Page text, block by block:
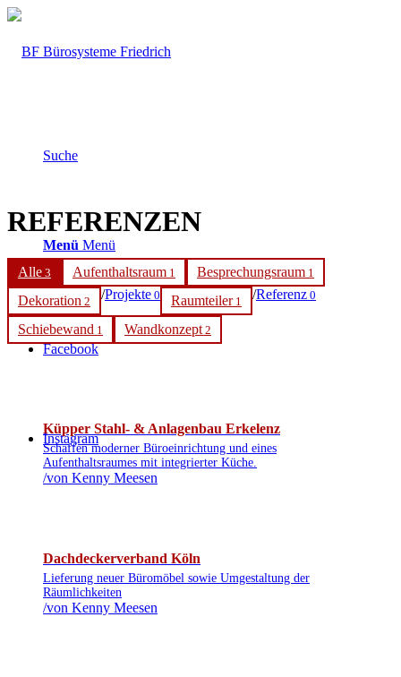
Suche
Menü Menü
Facebook
Instagram
REFERENZEN
Alle 3 Aufenthaltsraum 1 Besprechungsraum 1
Dekoration 2 /Projekte 0 Raumteiler1 /Referenz 0
Schiebewand 1 Wandkonzept 2
Küpper Stahl- & Anlagenbau Erkelenz
Schaffen moderner Büroeinrichtung und eines
Aufenthaltsraumes mit integrierter Küche.
/von Kenny Meesen
Dachdeckerverband Köln
Lieferung neuer Büromöbel sowie Umgestaltung der
Räumlichkeiten
/von Kenny Meesen